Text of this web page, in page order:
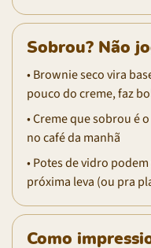
Sobrou? Não
• Brownie seco vira
pouco do creme, faz
• Creme que sobrou é
no café da manhã
• Potes de vidro
próxima leva (ou pra
Como